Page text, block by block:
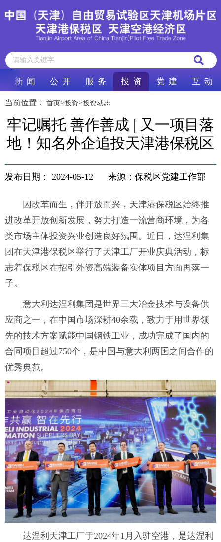
新 闻 公 开 服 务 投 资 党 建 互 动
当前位置： 首页>投资>投资动态
牢记嘱托 善作善成 | 又一项目落
地！知名外企追投天津港保税区
发布日期： 2024-05-12 来源：保税区党建工作部
因改革而生，伴开放而兴，天津港保税区始终推
进改革开放创新发展，努力打造一流营商环境，为各
类市场主体投资兴业创造良好氛围。近日，达涅利集
团在天津港保税区举行了天津工厂开业庆典活动，标
志着保税区在招引外资高端装备实体项目方面再落一
子。
意大利达涅利集团是世界三大冶金技术与设备供
应商之一，在中国市场深耕40余载，致力于用世界领
先的技术方案赋能中国钢铁工业，成功完成了国内的
合同项目超过750个，是中国与意大利两国之间合作的
优秀典范。
达涅利天津工厂于2024年1月入驻空港，是达涅利